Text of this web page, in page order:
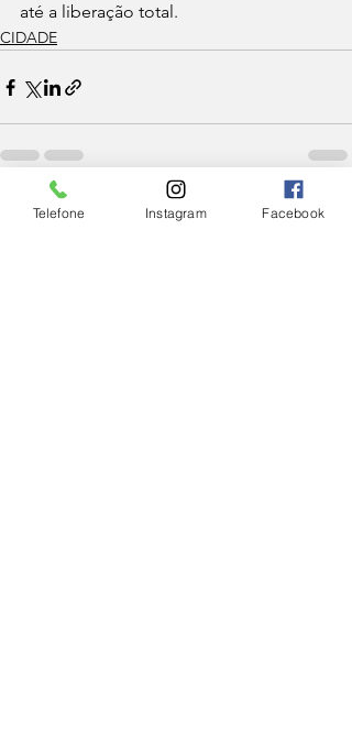
até a liberação total.
CIDADE
Posts Relacionados Ver tudo
Telefone Instagram Facebook